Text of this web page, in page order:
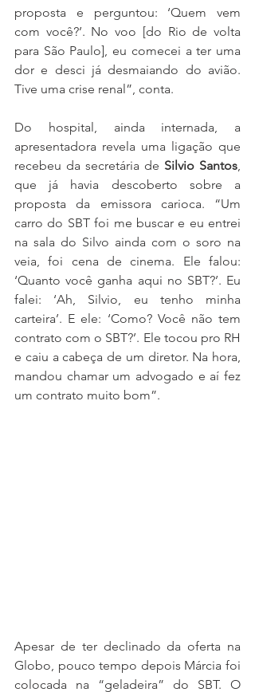
proposta e perguntou: ‘Quem vem
com você?’. No voo [do Rio de volta
para São Paulo], eu comecei a ter uma
dor e desci já desmaiando do avião.
Tive uma crise renal”, conta.
Do hospital, ainda internada, a
apresentadora revela uma ligação que
recebeu da secretária de Silvio Santos,
que já havia descoberto sobre a
proposta da emissora carioca. “Um
carro do SBT foi me buscar e eu entrei
na sala do Silvo ainda com o soro na
veia, foi cena de cinema. Ele falou:
‘Quanto você ganha aqui no SBT?’. Eu
falei: ‘Ah, Silvio, eu tenho minha
carteira’. E ele: ‘Como? Você não tem
contrato com o SBT?’. Ele tocou pro RH
e caiu a cabeça de um diretor. Na hora,
mandou chamar um advogado e aí fez
um contrato muito bom”.
Apesar de ter declinado da oferta na
Globo, pouco tempo depois Márcia foi
colocada na “geladeira” do SBT. O